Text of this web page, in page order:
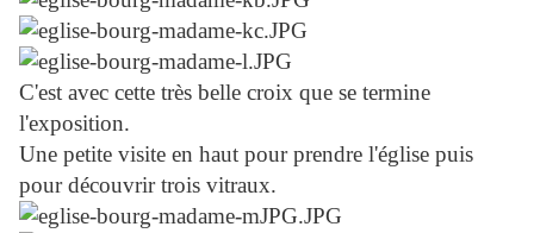
C'est avec cette très belle croix que se termine
l'exposition.
Une petite visite en haut pour prendre l'église puis
pour découvrir trois vitraux.